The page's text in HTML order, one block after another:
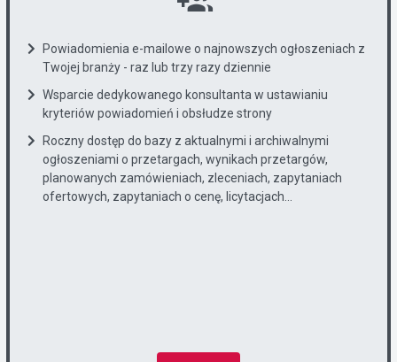
Powiadomienia e-mailowe o najnowszych ogłoszeniach z
Twojej branży - raz lub trzy razy dziennie
Wsparcie dedykowanego konsultanta w ustawianiu
kryteriów powiadomień i obsłudze strony
Roczny dostęp do bazy z aktualnymi i archiwalnymi
ogłoszeniami o przetargach, wynikach przetargów,
planowanych zamówieniach, zleceniach, zapytaniach
ofertowych, zapytaniach o cenę, licytacjach...